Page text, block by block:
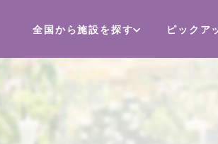
全国から施設を探す ピックア